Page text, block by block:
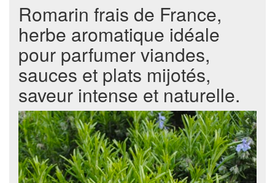
Romarin frais de France,
herbe aromatique idéale
pour parfumer viandes,
sauces et plats mijotés,
saveur intense et naturelle.